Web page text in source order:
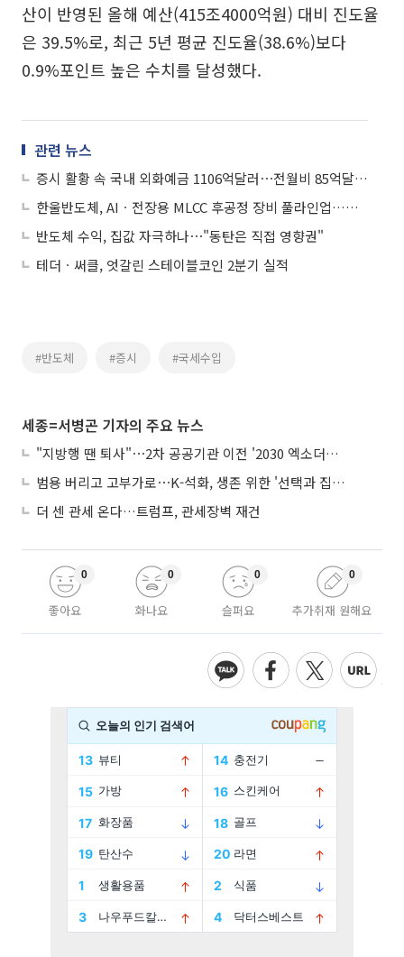
산이 반영된 올해 예산(415조4000억원) 대비 진도율
은 39.5%로, 최근 5년 평균 진도율(38.6%)보다
0.9%포인트 높은 수치를 달성했다.
관련 뉴스
증시 활황 속 국내 외화예금 1106억달러⋯전월비 85억달러 늘며 반등
한울반도체, AIㆍ전장용 MLCC 후공정 장비 풀라인업…본업 회복 등 기업가치 제고 추진
반도체 수익, 집값 자극하나⋯"동탄은 직접 영향권"
테더ㆍ써클, 엇갈린 스테이블코인 2분기 실적
#반도체 #증시 #국세수입
세종=서병곤 기자의 주요 뉴스
"지방행 땐 퇴사"⋯2차 공공기관 이전 '2030 엑소더스' 뇌관
범용 버리고 고부가로⋯K-석화, 생존 위한 '선택과 집중'
더 센 관세 온다…트럼프, 관세장벽 재건
좋아요
0
화나요
0
슬퍼요
0
추가취재 원해요
0